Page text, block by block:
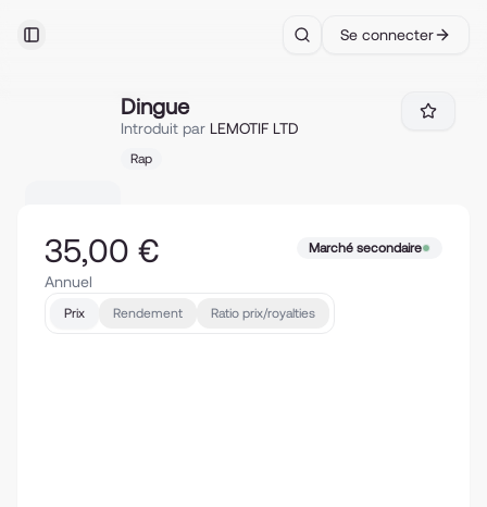
Toggle Sidebar Search
Se connecter
Dingue
Introduit par LEMOTIF LTD
Rap
35,00 €
Annuel
Marché secondaire
Prix Rendement Ratio prix/royalties